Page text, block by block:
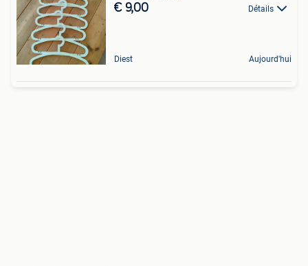
€ 9,00 Détails
Diest Aujourd'hui